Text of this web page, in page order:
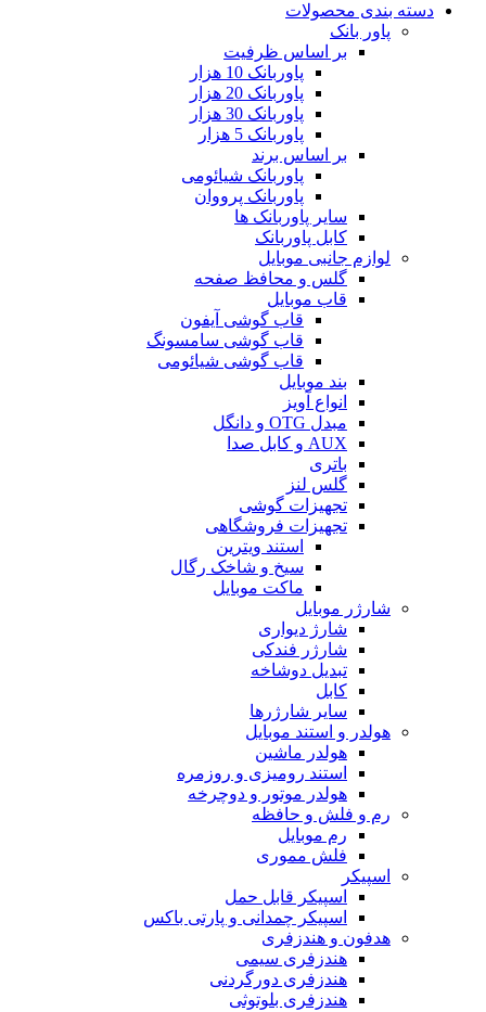
دسته بندی محصولات
پاور بانک
بر اساس ظرفیت
پاوربانک 10 هزار
پاوربانک 20 هزار
پاوربانک 30 هزار
پاوربانک 5 هزار
بر اساس برند
پاوربانک شیائومی
پاوربانک پرووان
سایر پاوربانک ها
کابل پاوربانک
لوازم جانبی موبایل
گلس و محافظ صفحه
قاب موبایل
قاب گوشی آیفون
قاب گوشی سامسونگ
قاب گوشی شیائومی
بند موبایل
انواع آویز
مبدل OTG و دانگل
AUX و کابل صدا
باتری
گلس لنز
تجهیزات گوشی
تجهیزات فروشگاهی
استند ویترین
سیخ و شاخک رگال
ماکت موبایل
شارژر موبایل
شارژ دیواری
شارژر فندکی
تبدیل دوشاخه
کابل
سایر شارژرها
هولدر و استند موبایل
هولدر ماشین
استند رومیزی و روزمره
هولدر موتور و دوچرخه
رم و فلش و حافظه
رم موبایل
فلش مموری
اسپیکر
اسپیکر قابل حمل
اسپیکر چمدانی و پارتی باکس
هدفون و هندزفری
هندزفری سیمی
هندزفری دورگردنی
هندزفری بلوتوثی